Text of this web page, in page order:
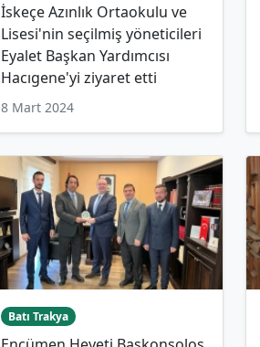
İskeçe Azınlık Ortaokulu ve
Lisesi'nin seçilmiş yöneticileri
Eyalet Başkan Yardımcısı
Hacıgene'yi ziyaret etti
8 Mart 2024
Batı Trakya